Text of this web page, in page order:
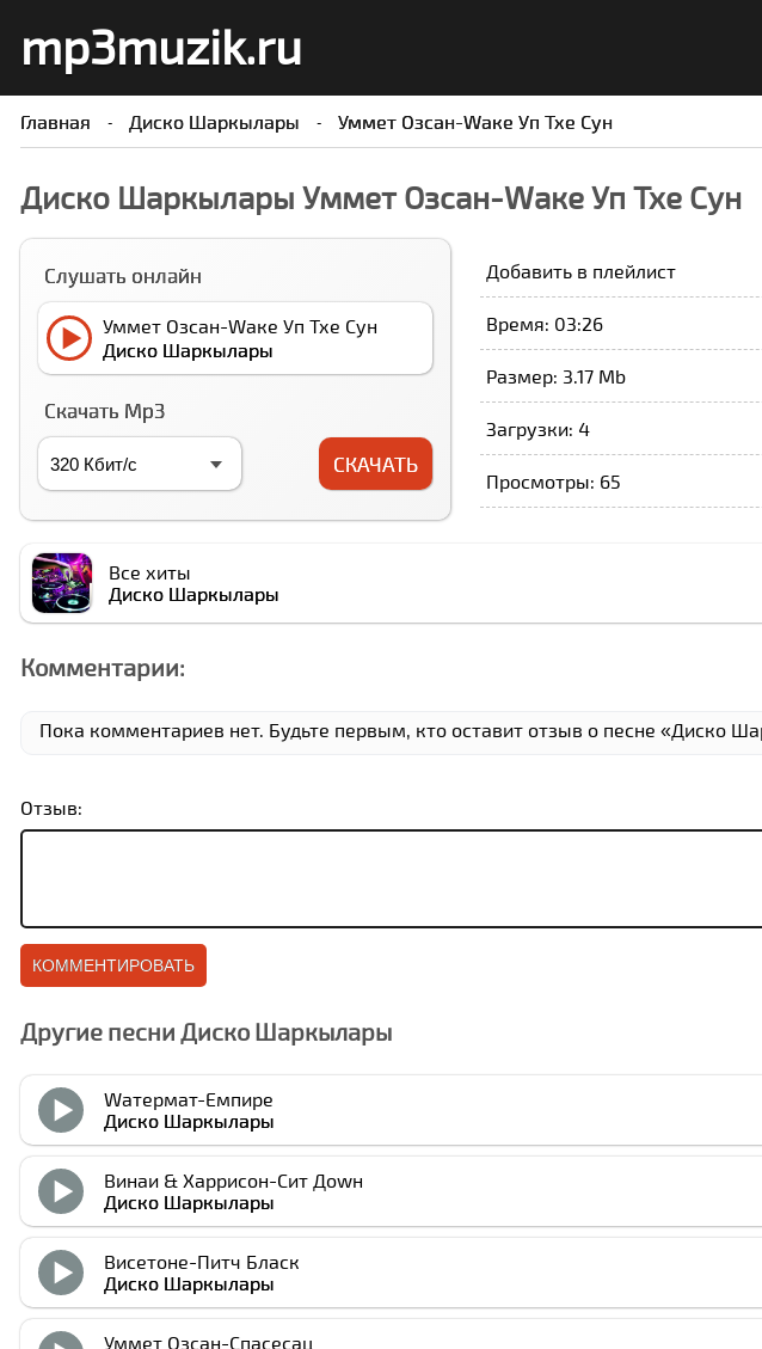
mp3muzik.ru
Главная Диско Шаркылары Уммет Озcан-Wаке Уп Тхе Сун
Диско Шаркылары Уммет Озcан-Wаке Уп Тхе Сун
Слушать онлайн
Уммет Озcан-Wаке Уп Тхе Сун
Диско Шаркылары
Скачать Mp3
СКАЧАТЬ
Добавить в плейлист
Время: 03:26
Размер: 3.17 Mb
Загрузки: 4
Просмотры: 65
Все хиты
Диско Шаркылары
Комментарии:
Пока комментариев нет. Будьте первым, кто оставит отзыв о песне «Диско
Отзыв:
Другие песни Диско Шаркылары
Wатермат-Емпире
Диско Шаркылары
Винаи & Харрисон-Сит Доwн
Диско Шаркылары
Виcетоне-Питч Блаcк
Диско Шаркылары
Уммет Озcан-Спаcеcац